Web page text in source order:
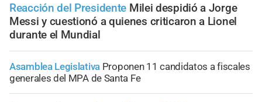
Reacción del Presidente Milei despidió a Jorge
Messi y cuestionó a quienes criticaron a Lionel
durante el Mundial
Asamblea Legislativa Proponen 11 candidatos a fiscales
generales del MPA de Santa Fe